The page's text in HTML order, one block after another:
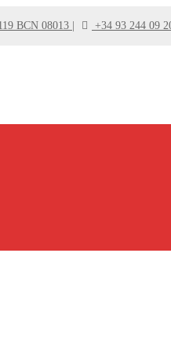
BCN 08013 +34 93 244 09